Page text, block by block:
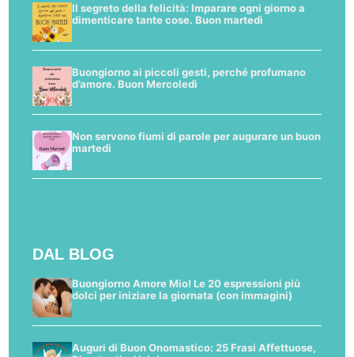
Il segreto della felicità: Imparare ogni giorno a
dimenticare tante cose. Buon martedì
Buongiorno ai piccoli gesti, perché profumano
d’amore. Buon Mercoledì
Non servono fiumi di parole per augurare un buon
martedì
DAL BLOG
Buongiorno Amore Mio! Le 20 espressioni più
dolci per iniziare la giornata (con immagini)
Auguri di Buon Onomastico: 25 Frasi Affettuose,